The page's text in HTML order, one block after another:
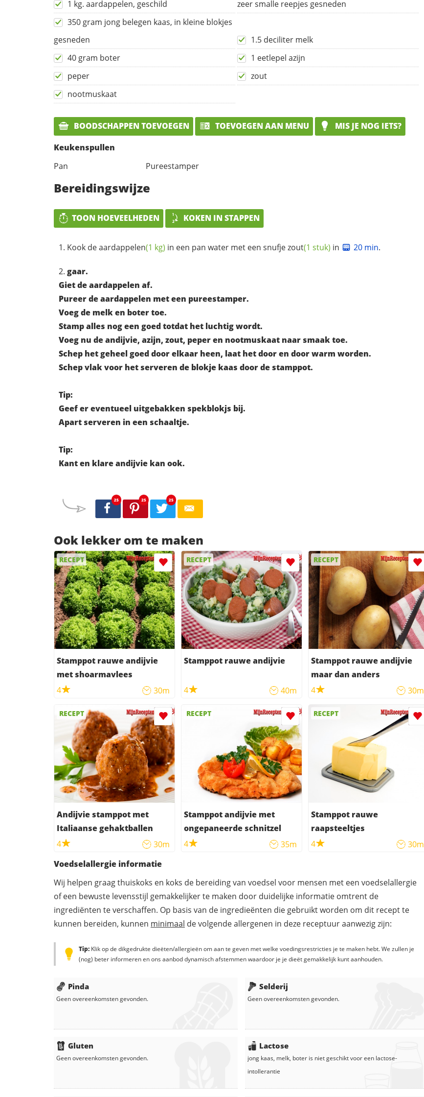
1 kg. aardappelen, geschild
zeer smalle reepjes gesneden
350 gram jong belegen kaas, in kleine blokjes
gesneden
1.5 deciliter melk
40 gram boter
1 eetlepel azijn
peper
zout
nootmuskaat
BOODSCHAPPEN TOEVOEGEN TOEVOEGEN AAN MENU
MIS JE NOG IETS?
Keukenspullen
Pan
Pureestamper
Bereidingswijze
TOON HOEVEELHEDEN KOKEN IN STAPPEN
Kook deaardappelen(1 kg) in een pan water met een snufjezout(1 stuk) in 20 min.
gaar.
Giet de aardappelen af.
Pureer de aardappelen met een pureestamper.
Voeg de melk en boter toe.
Stamp alles nog een goed totdat het luchtig wordt.
Voeg nu de andijvie, azijn, zout, peper en nootmuskaat naar smaak toe.
Schep het geheel goed door elkaar heen, laat het door en door warm worden.
Schep vlak voor het serveren de blokje kaas door de stamppot.
Tip:
Geef er eventueel uitgebakken spekblokjs bij.
Apart serveren in een schaaltje.
Tip:
Kant en klare andijvie kan ook.
25 25 25
Ook lekker om te maken
RECEPT
Stamppot rauwe andijvie
met shoarmavlees
4
30m
RECEPT
Stamppot rauwe andijvie
4 40m
RECEPT
Stamppot rauwe andijvie
maar dan anders
4
30m
RECEPT
Andijvie stamppot met
Italiaanse gehaktballen
4
30m
RECEPT
Stamppot andijvie met
ongepaneerde schnitzel
4
35m
RECEPT
Stamppot rauwe
raapsteeltjes
4
30m
Voedselallergie informatie
Wij helpen graag thuiskoks en koks de bereiding van voedsel voor mensen met een voedselallergie
of een bewuste levensstijl gemakkelijker te maken door duidelijke informatie omtrent de
ingrediënten te verschaffen. Op basis van de ingredieënten die gebruikt worden om dit recept te
kunnen bereiden, kunnen minimaal de volgende allergenen in deze receptuur aanwezig zijn:
Tip: Klik op de dikgedrukte dieëten/allergieën om aan te geven met welke voedingsrestricties je te maken hebt. We zullen je
(nog) beter informeren en ons aanbod dynamisch afstemmen waardoor je je dieët gemakkelijk kunt aanhouden.
Pinda
Geen overeenkomsten gevonden.
Gluten
Geen overeenkomsten gevonden.
Selderij
Geen overeenkomsten gevonden.
Lactose
jong kaas, melk, boter is niet geschikt voor een lactose-
intollerantie